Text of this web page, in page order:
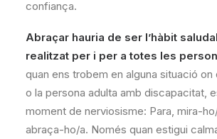
confiança.
Abraçar hauria de ser l’hàbit
realitzat per i per a totes les
quan ens trobem en alguna situació on
o la persona adulta amb discapacitat,
moment de nerviosisme: Para, mira-
abraça-ho/a. Només quan estigui